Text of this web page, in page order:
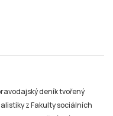
deník tvořený
z Fakulty sociálních